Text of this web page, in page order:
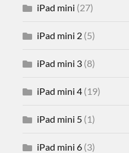
iPad mini (27)
iPad mini 2 (5)
iPad mini 3 (8)
iPad mini 4 (19)
iPad mini 5 (1)
iPad mini 6 (3)